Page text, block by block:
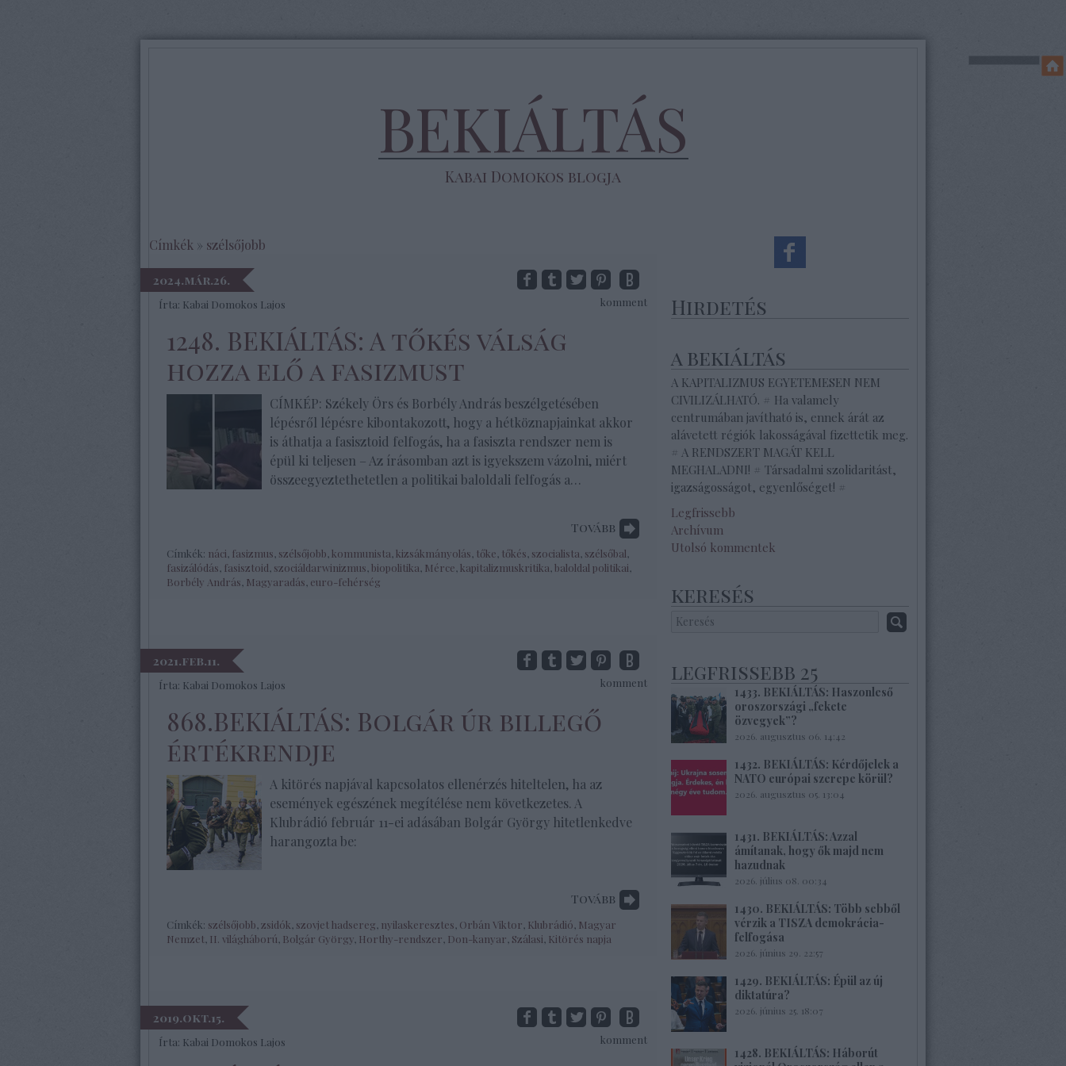
BEKIÁLTÁS
Kabai Domokos blogja
Címkék » szélsőjobb
2024.már.26.
Írta: Kabai Domokos Lajos komment
1248. BEKIÁLTÁS: A tőkés válság
hozza elő a fasizmust
CÍMKÉP: Székely Örs és Borbély András beszélgetésében
lépésről lépésre kibontakozott, hogy a hétköznapjainkat akkor
is áthatja a fasisztoid felfogás, ha a fasiszta rendszer nem is
épül ki teljesen – Az írásomban azt is igyekszem vázolni, miért
összeegyeztethetetlen a politikai baloldali felfogás a…
Tovább
Címkék: náci fasizmus szélsőjobb kommunista kizsákmányolás tőke tőkés szocialista szélsőbal
fasizálódás fasisztoid szociáldarwinizmus biopolitika Mérce kapitalizmuskritika baloldal politikai
Borbély András Magyaradás euro-fehérség
2021.feb.11.
Írta: Kabai Domokos Lajos komment
868.BEKIÁLTÁS: Bolgár úr billegő
értékrendje
A kitörés napjával kapcsolatos ellenérzés hiteltelen, ha az
események egészének megítélése nem következetes. A
Klubrádió február 11-ei adásában Bolgár György hitetlenkedve
harangozta be:
Tovább
Címkék: szélsőjobb zsidók szovjet hadsereg nyilaskeresztes Orbán Viktor Klubrádió Magyar
Nemzet II. világháború Bolgár György Horthy-rendszer Don-kanyar Szálasi Kitörés napja
2019.okt.15.
Írta: Kabai Domokos Lajos komment
Hirdetés
a bekiáltás
A KAPITALIZMUS EGYETEMESEN NEM
CIVILIZÁLHATÓ. # Ha valamely
centrumában javítható is, ennek árát az
alávetett régiók lakosságával fizettetik meg.
# A RENDSZERT MAGÁT KELL
MEGHALADNI! # Társadalmi szolidaritást,
igazságosságot, egyenlőséget! #
Legfrissebb
Archívum
Utolsó kommentek
keresés
legfrissebb 25
1433. BEKIÁLTÁS: Haszonleső
oroszországi „fekete
özvegyek”?
2026. augusztus 06. 14:42
1432. BEKIÁLTÁS: Kérdőjelek a
NATO európai szerepe körül?
2026. augusztus 05. 13:04
1431. BEKIÁLTÁS: Azzal
ámítanak, hogy ők majd nem
hazudnak
2026. július 08. 00:34
1430. BEKIÁLTÁS: Több sebből
vérzik a TISZA demokrácia-
felfogása
2026. június 29. 22:57
1429. BEKIÁLTÁS: Épül az új
diktatúra?
2026. június 25. 18:07
1428. BEKIÁLTÁS: Háborút